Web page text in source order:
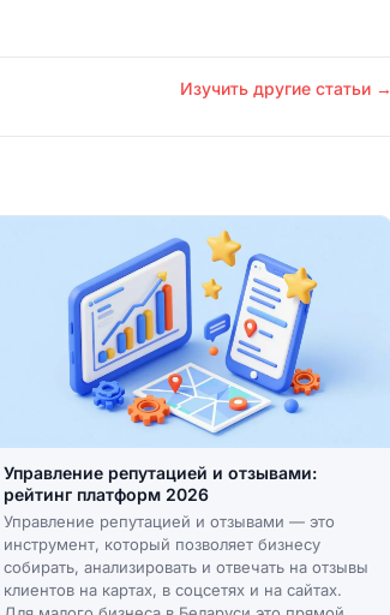
Изучить другие статьи →
Управление репутацией и отзывами:
рейтинг платформ 2026
Управление репутацией и отзывами — это
инструмент, который позволяет бизнесу
собирать, анализировать и отвечать на отзывы
клиентов на картах, в соцсетях и на сайтах.